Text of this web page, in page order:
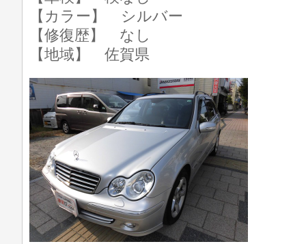
【カラー】 シルバー
【修復歴】 なし
【地域】 佐賀県